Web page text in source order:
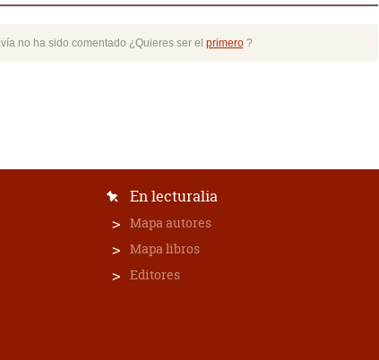
no ha sido comentado ¿Quieres ser el primero?
En lecturalia
Mapa autores
Mapa libros
Editores